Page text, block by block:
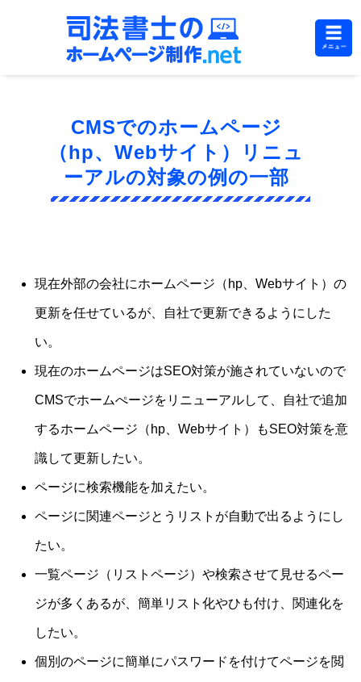
CMSでのホームページ
（hp、Webサイト）リニュ
ーアルの対象の例の一部
現在外部の会社にホームページ（hp、Webサイト）の
更新を任せているが、自社で更新できるようにした
い。
現在のホームページはSEO対策が施されていないので
CMSでホームぺージをリニューアルして、自社で追加
するホームページ（hp、Webサイト）もSEO対策を意
識して更新したい。
ページに検索機能を加えたい。
ページに関連ページとうリストが自動で出るようにし
たい。
一覧ページ（リストページ）や検索させて見せるペー
ジが多くあるが、簡単リスト化やひも付け、関連化を
したい。
個別のページに簡単にパスワードを付けてページを閲